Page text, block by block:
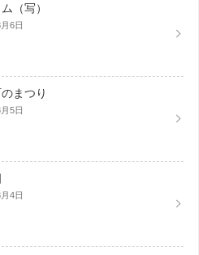
（写）
6日
まつり
5日
4日